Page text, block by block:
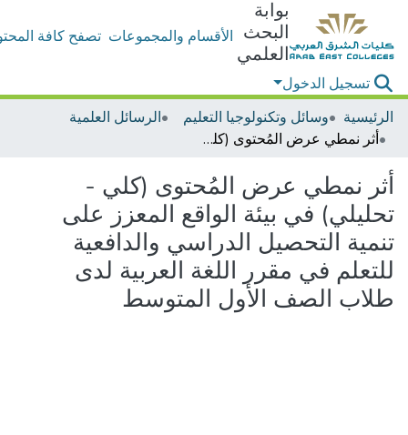
بوابة
البحث
العلمي
الأقسام والمجموعات تصفح كافة
تسجيل الدخول
الرئيسية
وسائل وتكنولوجيا التعليم
الرسائل العلمية
أثر نمطي عرض المُحتوى (كلي - تحليلي) في بيئة الواقع المعزز على تنمية التحصيل الدراسي والدافعية للتعلم في مقرر اللغة العربية لدى طلاب الصف الأول المتوسط
أثر نمطي عرض المُحتوى (كلي -
تحليلي) في بيئة الواقع المعزز على
تنمية التحصيل الدراسي والدافعية
للتعلم في مقرر اللغة العربية لدى
طلاب الصف الأول المتوسط